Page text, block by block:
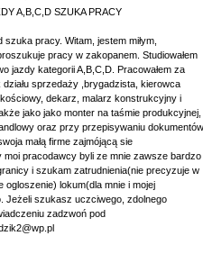
A,B,C,D SZUKA PRACY
pracy. Witam, jestem miłym,
pracy w zakopanem. Studiowałem
jazdy kategorii A,B,C,D. Pracowałem za
sprzedaży ,brygadzista, kierowca
dekarz, malarz konstrukcyjny i
jako jako monter na taśmie produkcyjnej,
oraz przy przepisywaniu dokumentów
małą firme zajmójącą sie
pracodawcy byli ze mnie zawsze bardzo
i szukam zatrudnienia(nie precyzuje w
lokum(dla mnie i mojej
Jeżeli szukasz uczciwego, zdolnego
zadzwoń pod